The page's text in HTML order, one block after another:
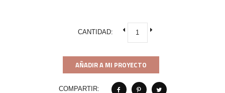
CANTIDAD:
AÑADIR A MI PROYECTO
COMPARTIR: